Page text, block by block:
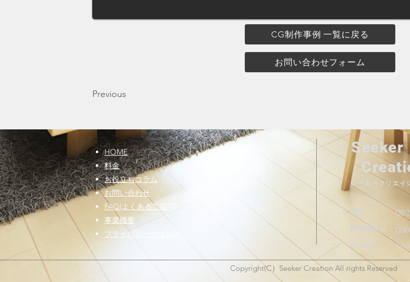
CG制作事例 一覧に戻る
お問い合わせフォーム
Previous
シーカークリエイ
Seeker
TEL
Mobile
E-mail
HOME
​料金
お役立ちコラム
お問い合わせ
FAQ(よくあるご質問)
事業概要
プライバシーポリシー
CG作成事例
Copyright(C）Seeker Creation All rights Reserved